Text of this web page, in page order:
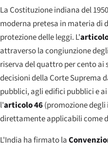
La Costituzione indiana del
moderna pretesa in materia di
protezione delle leggi. L'
attraverso la congiunzione
riserva del quattro per cento ai
decisioni della Corte Suprema
pubblici, agli edifici pubblici e
l'articolo 46(promozione
direttamente applicabili come
L'India ha firmato la